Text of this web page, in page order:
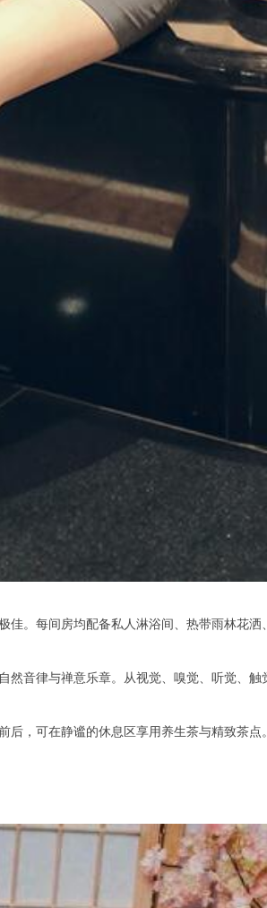
每间房均配备私人淋浴间、热带雨林花洒
律与禅意乐章。从视觉、嗅觉、听觉、触
，可在静谧的休息区享用养生茶与精致茶点。